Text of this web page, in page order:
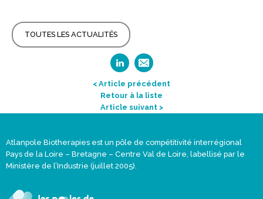
TOUTES LES ACTUALITÉS
< Article précédent
Retour à la liste
Article suivant >
Atlanpole Biotherapies est un pôle de compétitivité interrégional
Pays de la Loire – Bretagne – Centre Val de Loire, labellisé par le
Ministère de l’Industrie (juillet 2005).